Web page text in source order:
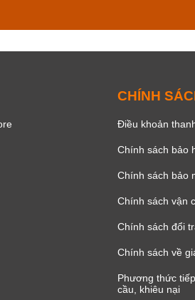
CHÍNH
Điều khoản
Chính sách bảo
Chính sách bảo
Chính sách vận
Chính sách đổi
Chính sách về
Phương thức
cầu, khiêu nại